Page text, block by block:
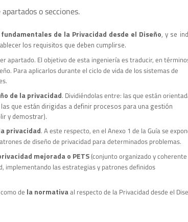
o secciones.
de la Privacidad desde el Diseño, y se
los requisitos que deben cumplirse.
apartado. El objetivo de esta ingeniería es traducir, en
Para aplicarlos durante el ciclo de vida de los sistemas de
de la privacidad. Dividiéndolas entre: las que están
las que están dirigidas a definir procesos para una gestión
y demostrar).
privacidad. A este respecto, en el Anexo 1 de la Guía se
de diseño de privacidad para determinados problemas.
mejorada o PETS(conjunto organizado y coherente
implementando las estrategias y patrones definidos
de la normativaal respecto de la Privacidad desde el